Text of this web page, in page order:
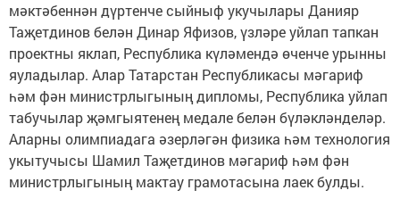
мәктәбеннән дүртенче сыйныф укучылары Данияр
Таҗетдинов белән Динар Яфизов, үзләре уйлап тапкан
проектны яклап, Республика күләмендә өченче урынны
яуладылар. Алар Татарстан Республикасы мәгариф
һәм фән министрлыгының дипломы, Республика уйлап
табучылар җәмгыятенең медале белән бүләкләнделәр.
Аларны олимпиадага әзерләгән физика һәм технология
укытучысы Шамил Таҗетдинов мәгариф һәм фән
министрлыгының мактау грамотасына лаек булды.